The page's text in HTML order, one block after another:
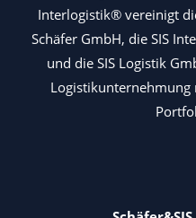
Interlogistik® vereinigt
Schäfer GmbH, die SIS
und die SIS Logistik